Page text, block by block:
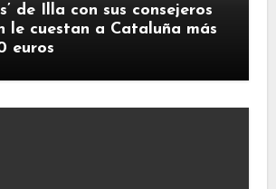
de Illa con sus consejeros
le cuestan a Cataluña más
euros